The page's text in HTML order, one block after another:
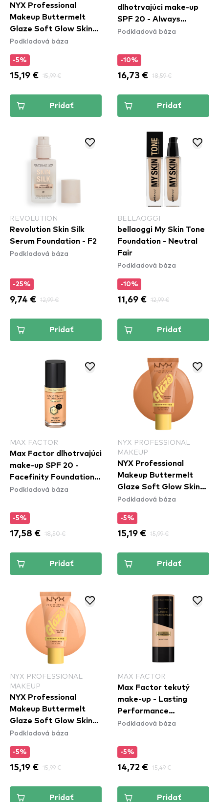
NYX Professional
Makeup Buttermelt
Glaze Soft Glow Skin
Tint SPF30 - Vanilla
Podkladová báza
-5%
15,19 € 15,99 €
Pridať
dlhotrvajúci make-up
SPF 20 - Always
Fabulous Foundation -
Podkladová báza
-10%
16,73 € 18,59 €
Pridať
REVOLUTION
Revolution Skin Silk
Serum Foundation - F2
Podkladová báza
-25%
9,74 € 12,99 €
Pridať
BELLAOGGI
bellaoggi My Skin Tone
Foundation - Neutral
Fair
Podkladová báza
-10%
11,69 € 12,99 €
Pridať
MAX FACTOR
Max Factor dlhotrvajúci
make-up SPF 20 -
Facefinity Foundation -
W76 Warm Golden
Podkladová báza
-5%
17,58 € 18,50 €
Pridať
NYX PROFESSIONAL
MAKEUP
NYX Professional
Makeup Buttermelt
Glaze Soft Glow Skin
Tint SPF30 - Cashew
Podkladová báza
-5%
15,19 € 15,99 €
Pridať
NYX PROFESSIONAL
MAKEUP
NYX Professional
Makeup Buttermelt
Glaze Soft Glow Skin
Tint SPF30 - Whipped
Podkladová báza
-5%
15,19 € 15,99 €
Pridať
MAX FACTOR
Max Factor tekutý
make-up - Lasting
Performance
Foundation - 105 Soft
Podkladová báza
-5%
14,72 € 15,49 €
Pridať